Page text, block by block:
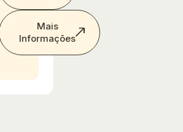
Mais
Informações